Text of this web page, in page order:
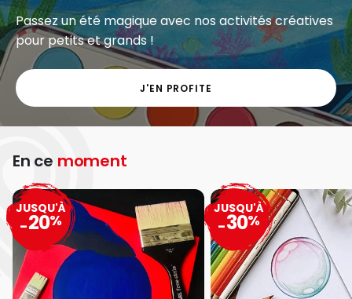
Passez un été magique avec nos activités créatives
pour petits et grands !
J'EN PROFITE
En ce moment
JUSQU'À
-20%
JUSQU'À
-30%